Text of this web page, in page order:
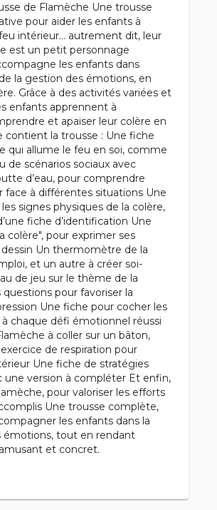
de Flamèche Une trousse
pour aider les enfants à
intérieur… autrement dit, leur
est un petit personnage
les enfants dans
la gestion des émotions, en
Grâce à des activités variées et
enfants apprennent à
et apaiser leur colère en
contient la trousse : Une fiche
qui allume le feu en soi, comme
de scénarios sociaux avec
d’eau, pour comprendre
à différentes situations Une
signes physiques de la colère,
fiche d’identification Une
colère", pour exprimer ses
Un thermomètre de la
et un autre à créer soi-
de jeu sur le thème de la
questions pour favoriser la
Une fiche pour cocher les
à chaque défi émotionnel réussi
à coller sur un bâton,
de respiration pour
Une fiche de stratégies
une version à compléter Et enfin,
pour valoriser les efforts
Une trousse complète,
les enfants dans la
émotions, tout en rendant
et concret.